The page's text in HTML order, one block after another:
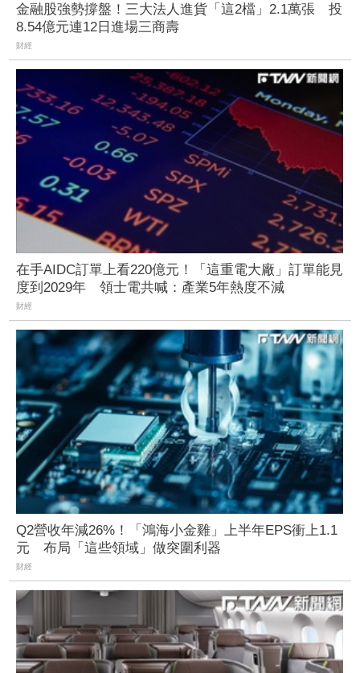
金融股強勢撐盤！三大法人進貨「這2檔」2.1萬張 投
8.54億元連12日進場三商壽
財經
在手AIDC訂單上看220億元！「這重電大廠」訂單能見
度到2029年 領士電共喊：產業5年熱度不減
財經
Q2營收年減26%！「鴻海小金雞」上半年EPS衝上1.1
元 布局「這些領域」做突圍利器
財經